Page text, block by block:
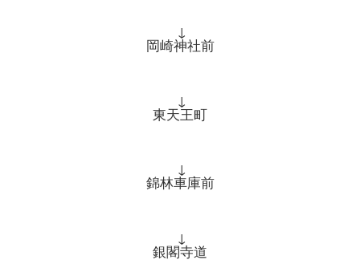
↓
岡崎神社前
↓
東天王町
↓
錦林車庫前
↓
銀閣寺道